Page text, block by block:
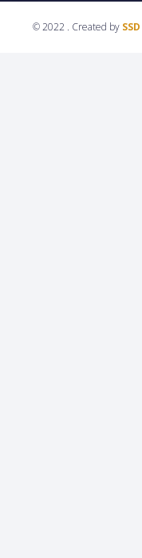
© 2022 . Created by SSD